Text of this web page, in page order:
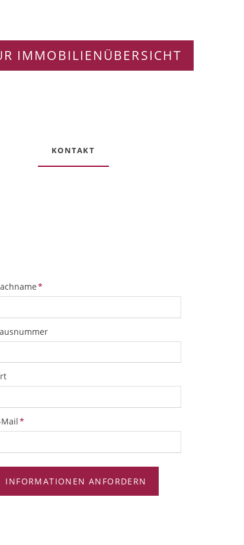
IMMOBILIENÜBERSICHT
KONTAKT
*
Mail*
INFORMATIONEN ANFORDERN